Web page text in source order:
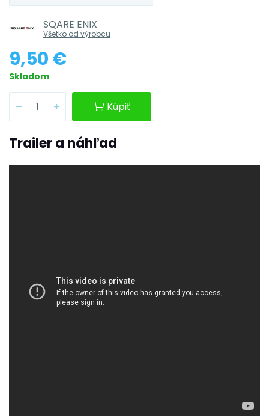
SQARE ENIX
Všetko od výrobcu
9,50 €
Skladom
Kúpiť
Trailer a náhľad